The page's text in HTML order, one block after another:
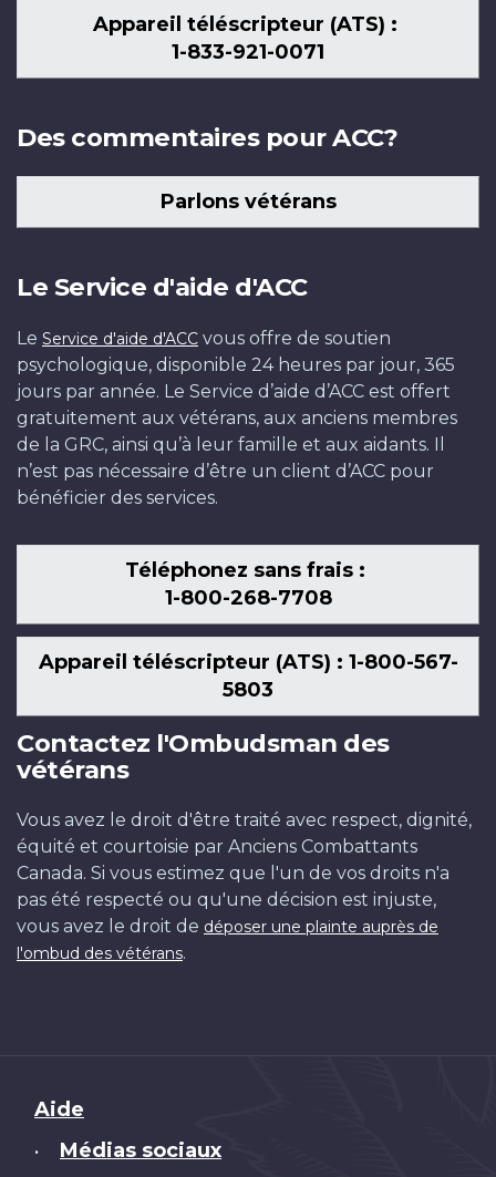
Appareil téléscripteur (ATS) :
1-833-921-0071
Des commentaires pour ACC?
Parlons vétérans
Le Service d'aide d'ACC
Le Service d'aide d'ACC vous offre de soutien
psychologique, disponible 24 heures par jour, 365
jours par année. Le Service d’aide d’ACC est offert
gratuitement aux vétérans, aux anciens membres
de la GRC, ainsi qu’à leur famille et aux aidants. Il
n’est pas nécessaire d’être un client d’ACC pour
bénéficier des services.
Téléphonez sans frais :
1-800-268-7708
Appareil téléscripteur (ATS) : 1-800-567-
5803
Contactez l'Ombudsman des
vétérans
Vous avez le droit d'être traité avec respect, dignité,
équité et courtoisie par Anciens Combattants
Canada. Si vous estimez que l'un de vos droits n'a
pas été respecté ou qu'une décision est injuste,
vous avez le droit de déposer une plainte auprès de
l'ombud des vétérans.
Brand
Aide
• Médias sociaux